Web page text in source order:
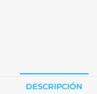
DESCRIPCIÓN